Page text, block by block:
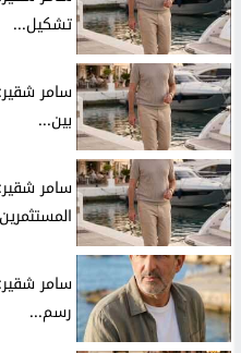
تشكيل...
سامر
بين...
سامر
سامر
رسم...